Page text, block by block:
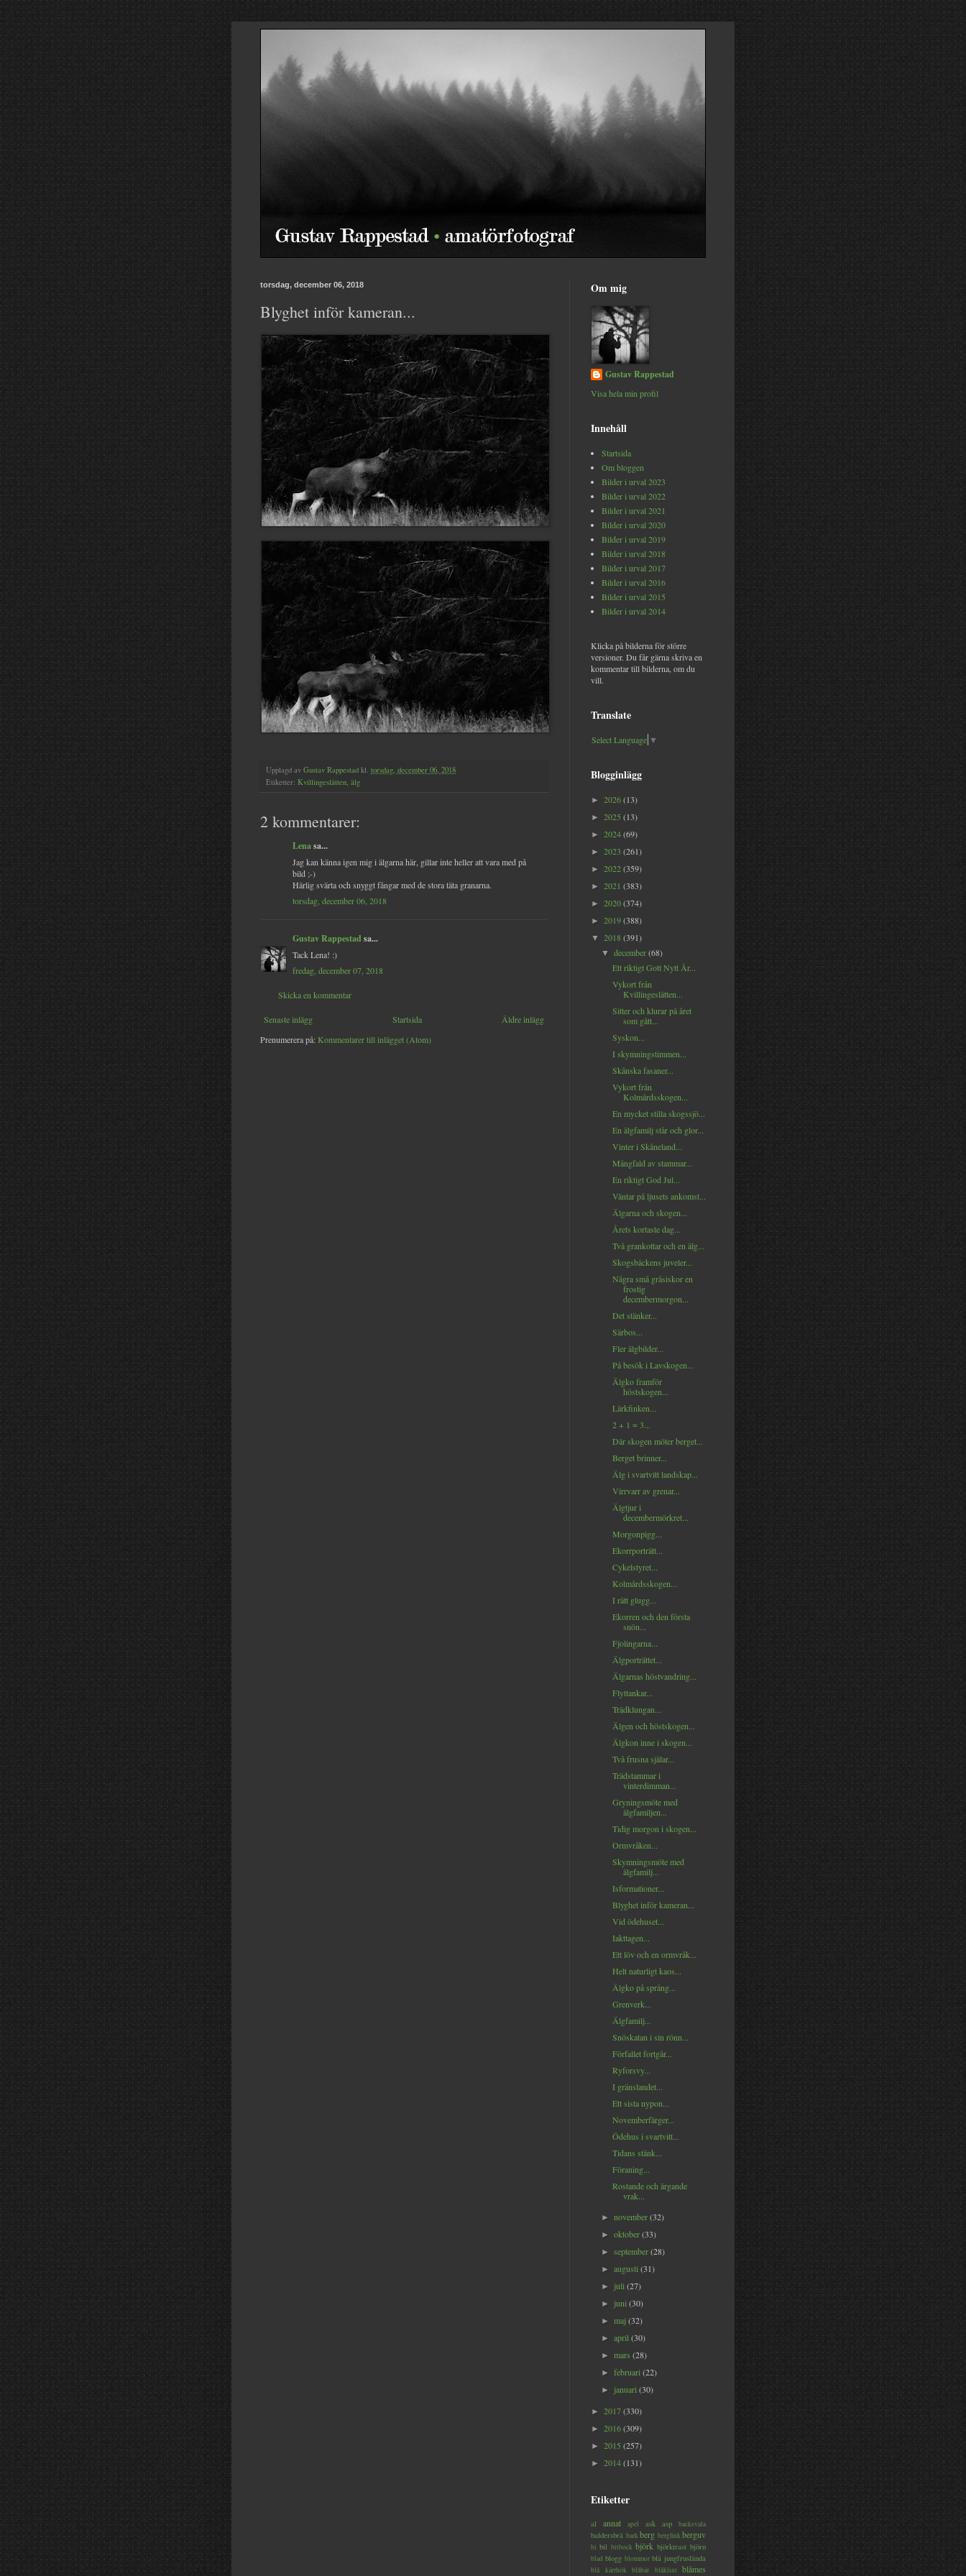
torsdag, december 06, 2018
Blyghet inför kameran...
Upplagd av Gustav Rappestad kl. torsdag, december 06, 2018
Etiketter: Kvillingeslätten, älg
2 kommentarer:
Lenasa...
Jag kan känna igen mig i älgarna här, gillar inte heller att vara med på
bild ;-)
Härlig svärta och snyggt fångar med de stora täta granarna.
torsdag, december 06, 2018
Gustav Rappestad sa...
Tack Lena! :)
fredag, december 07, 2018
Skicka en kommentar
Senaste inlägg Äldre inlägg
Startsida
Prenumerera på: Kommentarer till inlägget (Atom)
Om mig
Gustav Rappestad
Visa hela min profil
Innehåll
Startsida
Om bloggen
Bilder i urval 2023
Bilder i urval 2022
Bilder i urval 2021
Bilder i urval 2020
Bilder i urval 2019
Bilder i urval 2018
Bilder i urval 2017
Bilder i urval 2016
Bilder i urval 2015
Bilder i urval 2014
Klicka på bilderna för större
versioner. Du får gärna skriva en
kommentar till bilderna, om du
vill.
Translate
Select Language ▼
Blogginlägg
► 2026(13)
► 2025 (13)
► 2024(69)
► 2023 (261)
► 2022(359)
► 2021 (383)
► 2020(374)
► 2019(388)
▼ 2018 (391)
▼december(68)
Ett riktigt Gott Nytt År...
Vykort från
Kvillingeslätten...
Sitter och klurar på året
som gått...
Syskon...
I skymningstimmen...
Skånska fasaner...
Vykort från
Kolmårdsskogen...
En mycket stilla skogssjö...
En älgfamilj står och glor...
Vinter i Skåneland...
Mångfald av stammar...
En riktigt God Jul...
Väntar på ljusets ankomst...
Älgarna och skogen...
Årets kortaste dag...
Två grankottar och en älg...
Skogsbäckens juveler...
Några små gråsiskor en
frostig
decembermorgon...
Det stänker...
Särbos...
Fler älgbilder...
På besök i Lavskogen...
Älgko framför
höstskogen...
Lärkfinken...
2 + 1 = 3...
Där skogen möter berget...
Berget brinner...
Älg i svartvitt landskap...
Virrvarr av grenar...
Älgtjur i
decembermörkret...
Morgonpigg...
Ekorrporträtt...
Cykelstyret...
Kolmårdsskogen...
I rätt glugg...
Ekorren och den första
snön...
Fjolingarna...
Älgporträttet...
Älgarnas höstvandring...
Flyttankar...
Trädklungan...
Älgen och höstskogen...
Älgkon inne i skogen...
Två frusna själar...
Trädstammar i
vinterdimman...
Gryningsmöte med
älgfamiljen...
Tidig morgon i skogen...
Ormvråken...
Skymningsmöte med
älgfamilj...
Isformationer...
Blyghet inför kameran...
Vid ödehuset...
Iakttagen...
Ett löv och en ormvråk...
Helt naturligt kaos...
Älgko på språng...
Grenverk...
Älgfamilj...
Snöskatan i sin rönn...
Förfallet fortgår...
Ryforsvy...
I gränslandet...
Ett sista nypon...
Novemberfärger...
Ödehus i svartvitt...
Tidans stänk...
Föraning...
Rostande och ärgande
vrak...
►november(32)
►oktober(33)
►september(28)
►augusti(31)
► juli(27)
► juni(30)
►maj(32)
►april(30)
►mars(28)
►februari(22)
► januari(30)
► 2017(330)
► 2016(309)
► 2015 (257)
► 2014(131)
Etiketter
al annat apel ask asp backsvala
baldersbrå barkberg bergfinkberguv
bi bil bitbock björk björktrast björn
blad blogg blommor blå jungfruslända
blå kärrhök blåbär blåklint
blåmes